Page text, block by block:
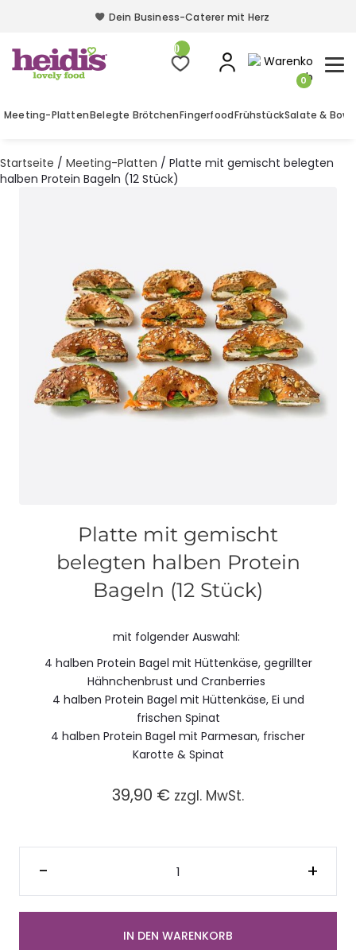
Dein Business-Caterer mit Herz
Dein Business-Caterer mit Herz
0
0
Meeting-PlattenBelegte BrötchenFingerfoodFrühstückSalate &
Startseite / Meeting-Platten / Platte mit gemischt belegten
halben Protein Bageln (12 Stück)
Platte mit gemischt
belegten halben Protein
Bageln (12 Stück)
mit folgender Auswahl:
4 halben Protein Bagel mit Hüttenkäse, gegrillter
Hähnchenbrust und Cranberries
4 halben Protein Bagel mit Hüttenkäse, Ei und
frischen Spinat
4 halben Protein Bagel mit Parmesan, frischer
Karotte & Spinat
39,90 € zzgl. MwSt.
-
Platte
gemischt
halben
Protein
(12
Stück)
+
IN DEN WARENKORB